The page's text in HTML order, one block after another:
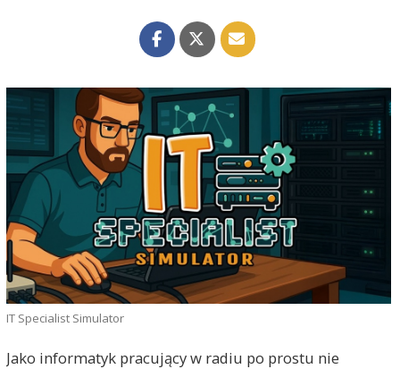
IT Specialist Simulator
Jako informatyk pracujący w radiu po prostu nie